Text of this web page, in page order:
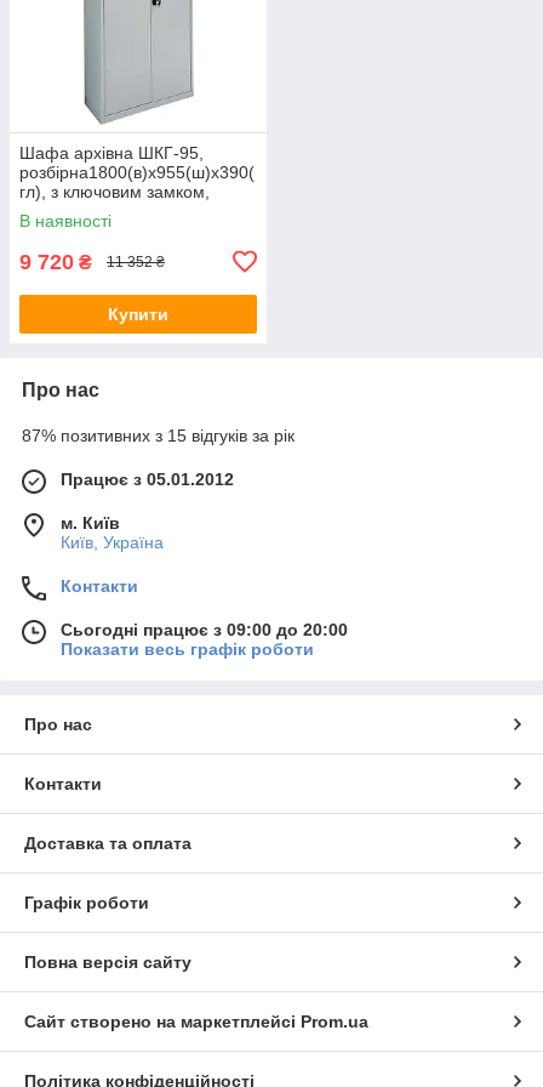
Шафа архівна ШКГ-95,
розбірна1800(в)х955(ш)х390(
гл), з ключовим замком,
бухгалтерська металева
шафа, металева шафа для
В наявності
9 720 ₴ 11 352 ₴
Купити
Про нас
87% позитивних з 15 відгуків за рік
Працює з 05.01.2012
м. Київ
Київ, Україна
Контакти
Сьогодні працює з 09:00 до 20:00
Показати весь графік роботи
Про нас
Контакти
Доставка та оплата
Графік роботи
Повна версія сайту
Сайт створено на маркетплейсі Prom.ua
Політика конфіденційності